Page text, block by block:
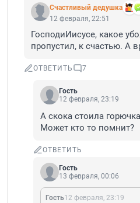
Счастливый дедушка
12 февраля, 22:51
ГосподиИисусе, какое
пропустил, к счастью. А
ОТВЕТИТЬ 7
Гость
12 февраля, 23:19
А скока стоила
Может кто то помнит?
ОТВЕТИТЬ
Гость
13 февраля, 00:06
Гость12 февраля, 23:19